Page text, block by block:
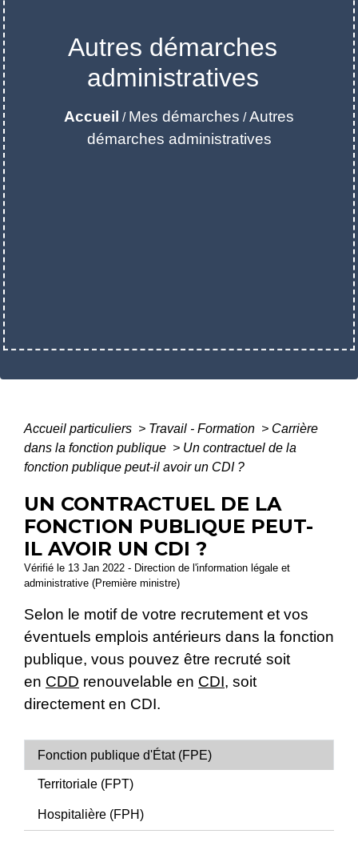
Autres démarches
administratives
Accueil / Mes démarches /Autres
démarches administratives
Accueil particuliers > Travail - Formation > Carrière
dans la fonction publique > Un contractuel de la
fonction publique peut-il avoir un CDI ?
UN CONTRACTUEL DE LA
FONCTION PUBLIQUE PEUT-
IL AVOIR UN CDI ?
Vérifié le 13 Jan 2022 - Direction de l'information légale et
administrative (Première ministre)
Selon le motif de votre recrutement et vos
éventuels emplois antérieurs dans la fonction
publique, vous pouvez être recruté soit
en CDD renouvelable en CDI, soit
directement en CDI.
Fonction publique d'État (FPE)
Territoriale (FPT)
Hospitalière (FPH)